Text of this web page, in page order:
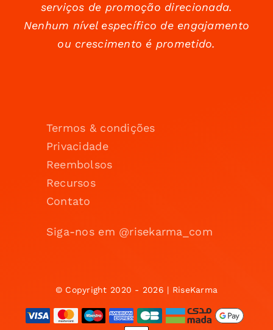
serviços de promoção direcionada.
Nenhum nível específico de engajamento
ou crescimento é prometido.
Termos & condições
Privacidade
Reembolsos
Recursos
Contato
Siga-nos em @risekarma_com
© Copyright 2020 - 2026 | RiseKarma